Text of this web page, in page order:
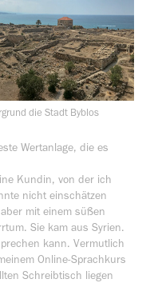
die Stadt Byblos
Wertanlage, die es
Kundin, von der ich
nicht einschätzen
mit einem süßen
Sie kam aus Syrien.
kann. Vermutlich
Online-Sprachkurs
Schreibtisch liegen